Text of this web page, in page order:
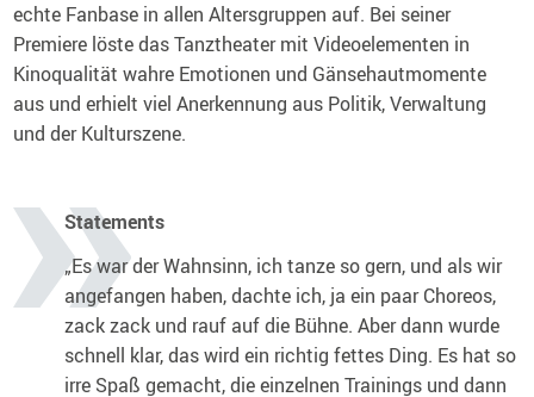
echte Fanbase in allen Altersgruppen auf. Bei seiner
Premiere löste das Tanztheater mit Videoelementen in
Kinoqualität wahre Emotionen und Gänsehautmomente
aus und erhielt viel Anerkennung aus Politik, Verwaltung
und der Kulturszene.
Statements
„Es war der Wahnsinn, ich tanze so gern, und als wir
angefangen haben, dachte ich, ja ein paar Choreos,
zack zack und rauf auf die Bühne. Aber dann wurde
schnell klar, das wird ein richtig fettes Ding. Es hat so
irre Spaß gemacht, die einzelnen Trainings und dann